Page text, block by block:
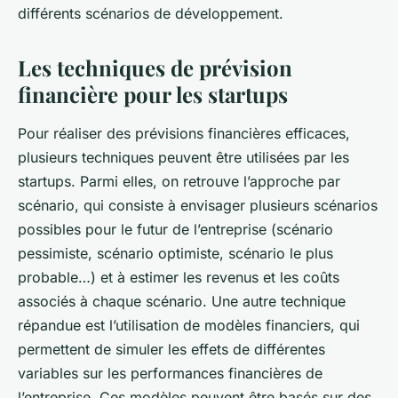
différents scénarios de développement.
Les techniques de prévision
financière pour les startups
Pour réaliser des prévisions financières efficaces,
plusieurs techniques peuvent être utilisées par les
startups. Parmi elles, on retrouve l’approche par
scénario, qui consiste à envisager plusieurs scénarios
possibles pour le futur de l’entreprise (scénario
pessimiste, scénario optimiste, scénario le plus
probable…) et à estimer les revenus et les coûts
associés à chaque scénario. Une autre technique
répandue est l’utilisation de modèles financiers, qui
permettent de simuler les effets de différentes
variables sur les performances financières de